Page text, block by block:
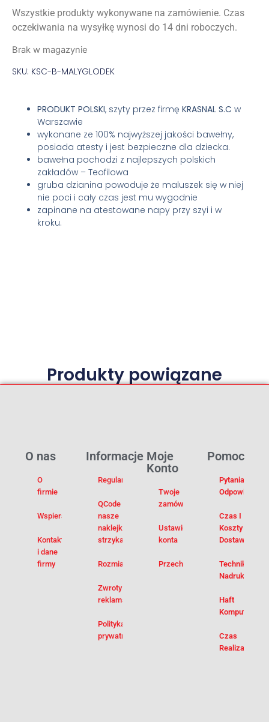
Wszystkie produkty wykonywane na zamówienie. Czas
oczekiwania na wysyłkę wynosi do 14 dni roboczych.
Brak w magazynie
SKU: KSC-B-MALYGLODEK
PRODUKT POLSKI, szyty przez firmęKRASNAL S.C w
Warszawie
wykonane ze 100% najwyższej jakości bawełny,
posiada atesty i jest bezpieczne dla dziecka.
bawełna pochodzi z najlepszych polskich
zakładów – Teofilowa
gruba dzianina powoduje że maluszek się w niej
nie poci i cały czas jest mu wygodnie
zapinane na atestowane napy przy szyi i w
kroku.
Produkty powiązane
Pomoc
Pytania I
Odpowiedzi
Czas I
Koszty
Dostawy
Techniki
Nadruku
Haft
Komputerowy
Czas
Realizacji
Moje
Konto
Twoje
zamówienia
Ustawienia
konta
Przechowalnia
Informacje
Regulamin
QCode –
nasze
naklejki na
strzykawki
Rozmiarówka
Zwroty i
reklamacje
Polityka
prywatności
O nas
O
firmie
Wspieramy
Kontakt
i dane
firmy